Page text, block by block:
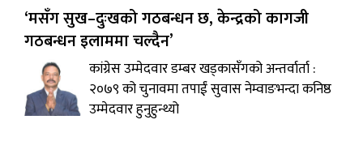
‘मसँग सुख–दुःखको गठबन्धन छ, केन्द्रको कागजी
गठबन्धन इलाममा चल्दैन’
कांग्रेस उम्मेदवार डम्बर खड्कासँगको अन्तर्वार्ता :
२०७९ को चुनावमा तपाईं सुवास नेम्वाङभन्दा कनिष्ठ
उम्मेदवार हुनुहुन्थ्यो